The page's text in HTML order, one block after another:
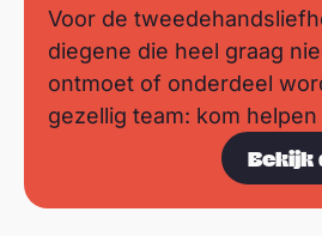
Voor de
diegene die heel graag
ontmoet of onderdeel
gezellig team: kom
Bekijk